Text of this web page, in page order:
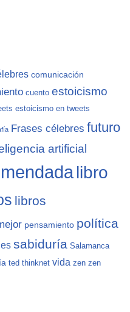
comunicación
cuento estoicismo
estoicismo en tweets
Frases célebres futuro
artificial
libro
libros
pensamiento política
sabiduría Salamanca
ted thinknet vida zen zen